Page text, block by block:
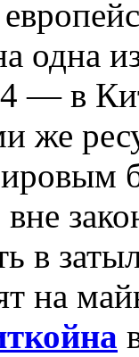
одна
— в
же
в
на